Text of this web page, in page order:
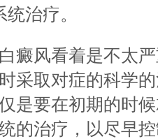
治疗。
风看着是不太严
采取对症的科学
是要在初期的时
的治疗，以尽早